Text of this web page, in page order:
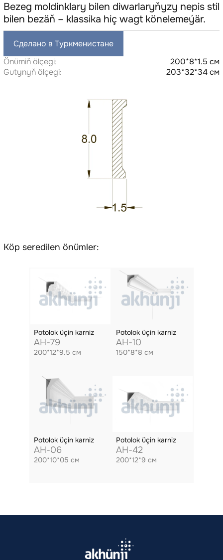
Bezeg moldinklary bilen diwarlaryňyzy nepis stil
bilen bezäň – klassika hiç wagt könelemeýär.
Сделано в Туркменистане
Önümiň ölçegi:
200*8*1.5 см
Gutynyň ölçegi:
203*32*34 см
Köp seredilen önümler:
Potolok üçin karniz
AH-79
200*12*9.5 см
Potolok üçin karniz
AH-10
150*8*8 см
Potolok üçin karniz
AH-06
200*10*05 см
Potolok üçin karniz
AH-42
200*12*9 см